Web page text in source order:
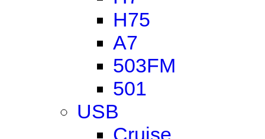
H75
A7
503FM
501
USB
Cruise